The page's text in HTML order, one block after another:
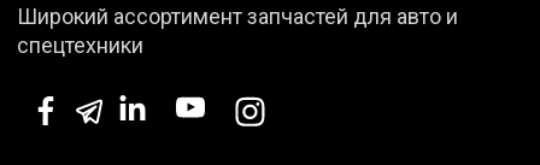
Широкий ассортимент запчастей для авто и
спецтехники